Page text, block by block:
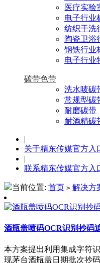
医疗实验
电子行业
纺织干洗
陶瓷卫浴
钢铁行业
电子行业
碳带色带
洗水唛碳
常规型碳
耐磨碳带
耐酒精碳
|
关于精东传媒官方入
|
联系精东传媒官方入
当前位置: 首页 > 解决方
酒瓶盖喷码OCR识别抄码
本方案提出利用集成字符识
现茅台酒瓶盖日期批次抄码